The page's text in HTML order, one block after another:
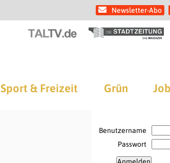
Newsletter-Abo
Sport & Freizeit Grün
Benutzername
Passwort